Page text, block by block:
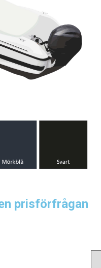
prisförfrågan